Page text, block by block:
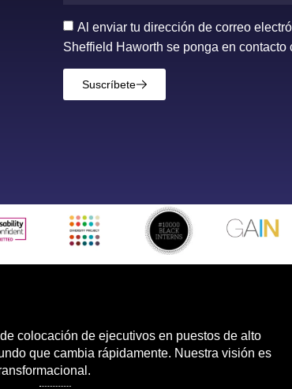
Al enviar tu dirección de correo
Sheffield Haworth se ponga en contacto
Suscríbete
colocación de ejecutivos en puestos de alto
que cambia rápidamente. Nuestra visión es